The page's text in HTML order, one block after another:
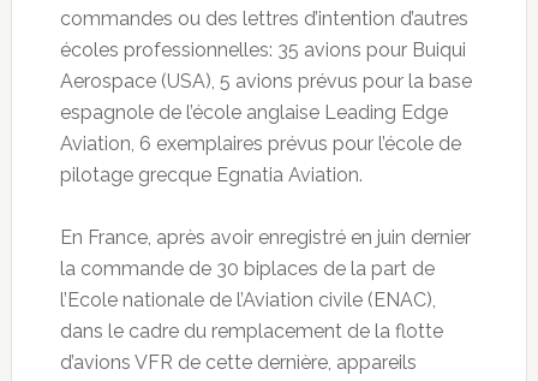
commandes ou des lettres d’intention d’autres
écoles professionnelles: 35 avions pour Buiqui
Aerospace (USA), 5 avions prévus pour la base
espagnole de l’école anglaise Leading Edge
Aviation, 6 exemplaires prévus pour l’école de
pilotage grecque Egnatia Aviation.
En France, après avoir enregistré en juin dernier
la commande de 30 biplaces de la part de
l’Ecole nationale de l’Aviation civile (ENAC),
dans le cadre du remplacement de la flotte
d’avions VFR de cette dernière, appareils